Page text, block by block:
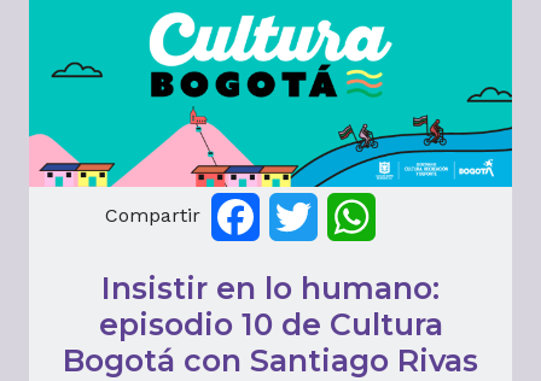
Compartir FacebookTwitter
Insistir en lo humano:
episodio 10 de Cultura
Bogotá con Santiago Rivas